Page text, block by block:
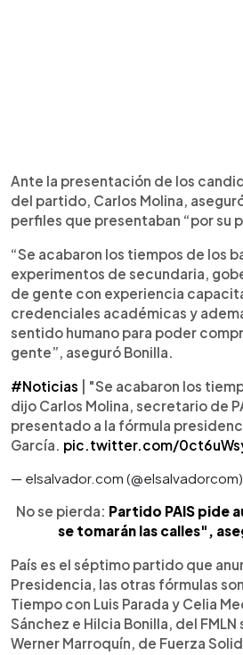
Ante la presentación de los
del partido, Carlos Molina,
perfiles que presentaban “por su
“Se acabaron los tiempos de los
experimentos de secundaria,
de gente con experiencia
credenciales académicas y
sentido humano para poder
gente”, aseguró Bonilla.
#Noticias | "Se acabaron los
dijo Carlos Molina, secretario de
presentado a la fórmula
García. pic.twitter.com/
— elsalvador.com (@elsalvadorcom)
No se pierda: Partido PAIS pide
se tomarán las calles",
País es el séptimo partido que
Presidencia, las otras fórmulas
Tiempo con Luis Parada y Celia
Sánchez e Hilcia Bonilla, del FMLN
Werner Marroquín, de Fuerza